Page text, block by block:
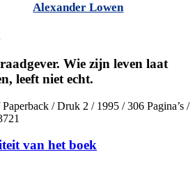
Alexander Lowen
Wie zijn leven laat
leeft niet echt.
/ Druk 2 / 1995 / 306 Pagina’s /
van het boek